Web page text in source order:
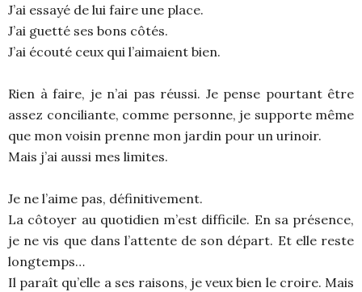
J’ai essayé de lui faire une place.
J’ai guetté ses bons côtés.
J’ai écouté ceux qui l’aimaient bien.
Rien à faire, je n’ai pas réussi. Je pense pourtant être
assez conciliante, comme personne, je supporte même
que mon voisin prenne mon jardin pour un urinoir.
Mais j’ai aussi mes limites.
Je ne l’aime pas, définitivement.
La côtoyer au quotidien m’est difficile. En sa présence,
je ne vis que dans l’attente de son départ. Et elle reste
longtemps…
Il paraît qu’elle a ses raisons, je veux bien le croire. Mais